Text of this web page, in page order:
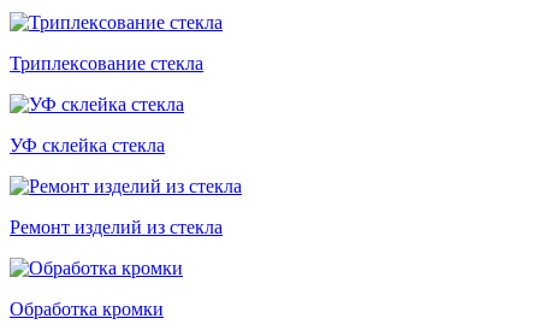
Триплексование стекла
УФ склейка стекла
Ремонт изделий из стекла
Обработка кромки